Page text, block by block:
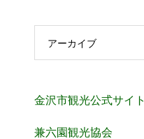
アーカイブ
金沢市観光公式サイト
兼六園観光協会